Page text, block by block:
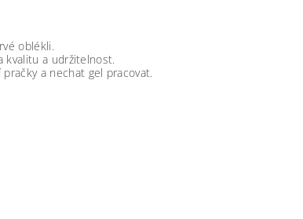
oblékli.
kvalitu a udržitelnost.
a nechat gel pracovat.